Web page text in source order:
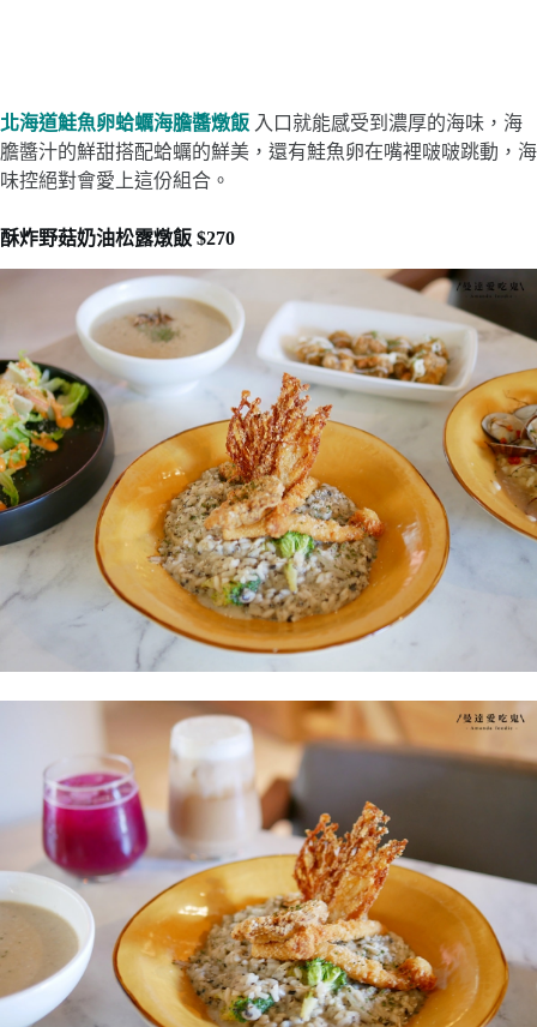
北海道鮭魚卵蛤蠣海膽醬燉飯 入口就能感受到濃厚的海味，海
膽醬汁的鮮甜搭配蛤蠣的鮮美，還有鮭魚卵在嘴裡啵啵跳動，海
味控絕對會愛上這份組合。
酥炸野菇奶油松露燉飯 $270